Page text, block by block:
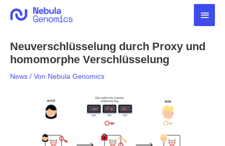
Inhalt
Neuverschlüsselung durch Proxy und
homomorphe Verschlüsselung
News / Von Nebula Genomics